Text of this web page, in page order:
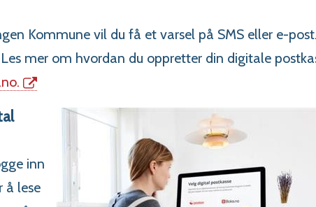
Kommune vil du få et varsel på SMS eller e-post.
mer om hvordan du oppretter din digitale
inn
å lese